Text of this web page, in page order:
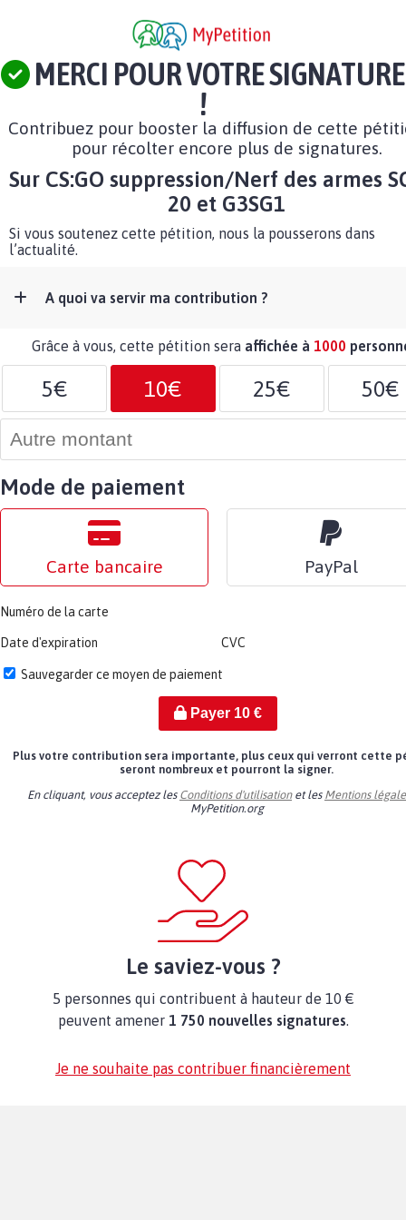
MERCI POUR VOTRE SIGNATURE
!
Contribuez pour booster la diffusion de cette
pour récolter encore plus de signatures.
Sur CS:GO suppression/Nerf des armes
20 et G3SG1
Si vous soutenez cette pétition, nous la pousserons dans
l’actualité.
A quoi va servir ma contribution ?
Grâce à vous, cette pétition sera affichée à 1000
5€ 10€ 25€ 50€
Mode de paiement
Carte bancaire PayPal
Numéro de la carte
Date d'expiration CVC
Sauvegarder ce moyen de paiement
Payer 10€
Plus votre contribution sera importante, plus ceux qui verront cette
seront nombreux et pourront la signer.
En cliquant, vous acceptez les Conditions d'utilisationet les Mentions
MyPetition.org
Le saviez-vous ?
5 personnes qui contribuent à hauteur de 10 €
peuvent amener 1 750 nouvelles signatures.
Je ne souhaite pas contribuer financièrement